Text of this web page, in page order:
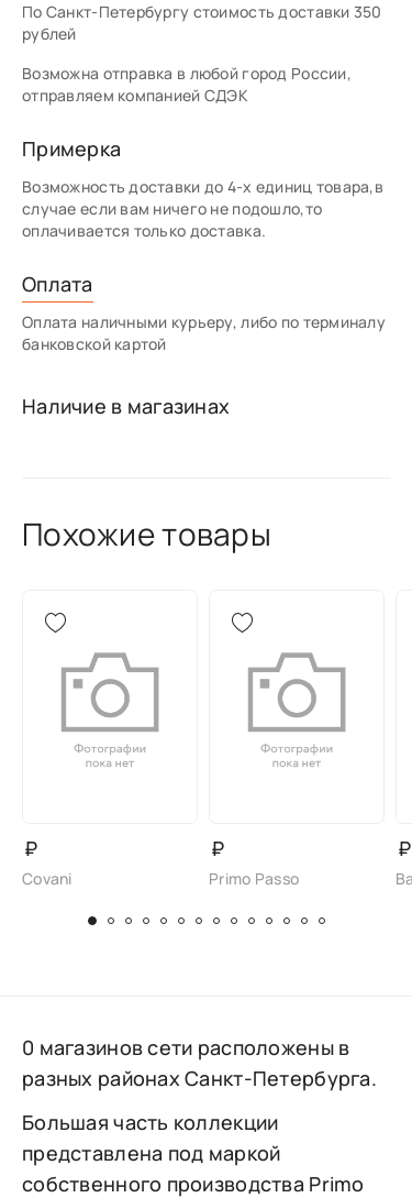
По Санкт-Петербургу стоимость доставки 350
рублей
Возможна отправка в любой город России,
отправляем компанией СДЭК
Примерка
Возможность доставки до 4-х единиц товара,в
случае если вам ничего не подошло,то
оплачивается только доставка.
Оплата
Оплата наличными курьеру, либо по терминалу
банковской картой
Наличие в магазинах
Похожие товары
₽
Covani
₽
Primo Passo
₽
0 магазинов сети расположены в
разных районах Санкт-Петербурга.
Большая часть коллекции
представлена под маркой
собственного производства Primo